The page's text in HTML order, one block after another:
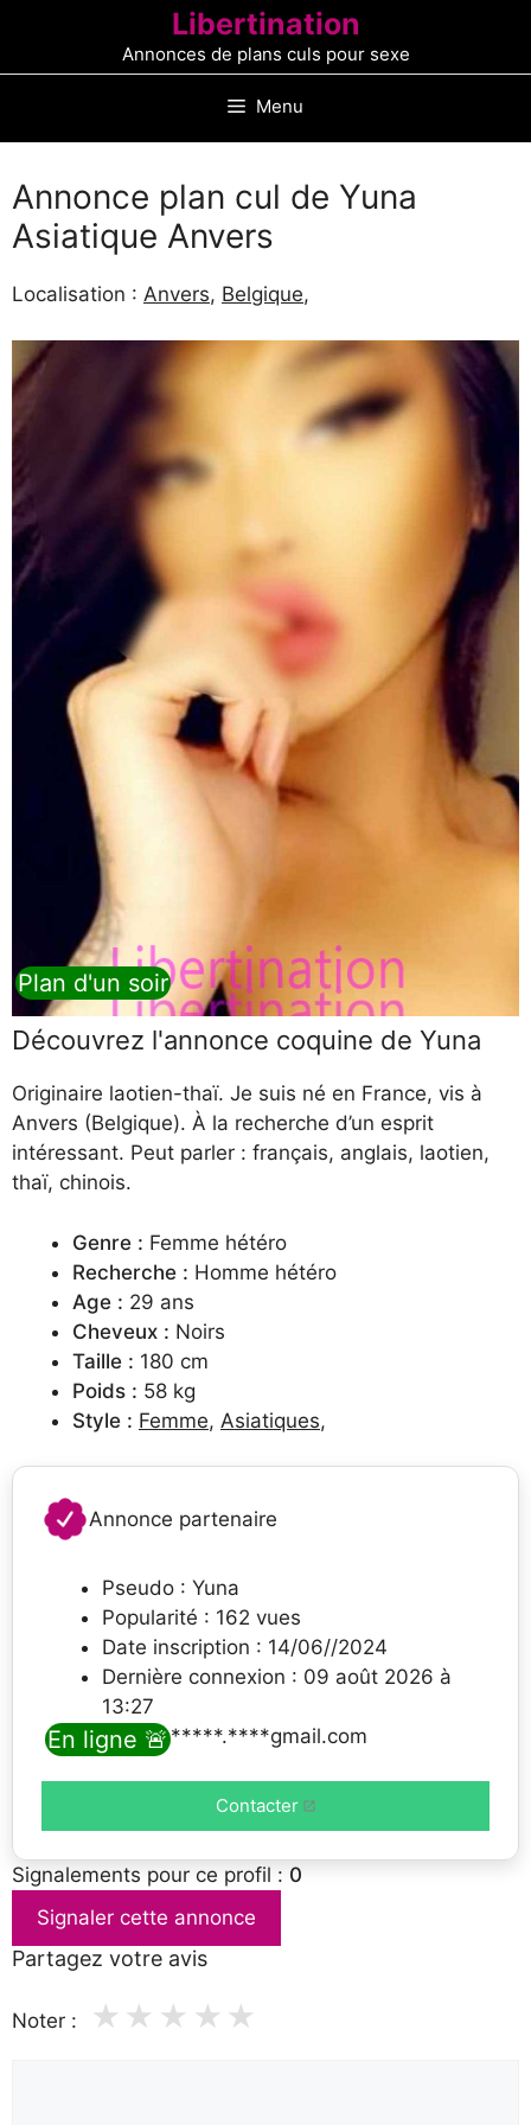
contenu
Libertination
Annonces de plans culs pour sexe
Menu
Annonce plan cul de Yuna
Asiatique Anvers
Localisation : Anvers, Belgique,
Plan d'un soir
Découvrez l'annonce coquine de Yuna
Originaire laotien-thaï. Je suis né en France, vis à
Anvers (Belgique). À la recherche d’un esprit
intéressant. Peut parler : français, anglais, laotien,
thaï, chinois.
Genre : Femme hétéro
Recherche : Homme hétéro
Age : 29 ans
Cheveux : Noirs
Taille : 180 cm
Poids : 58 kg
Style : Femme, Asiatiques,
Annonce partenaire
Pseudo : Yuna
Popularité : 162 vues
Date inscription : 14/06//2024
Dernière connexion : 09 août 2026 à
13:27
Email : *****.****gmail.com
En ligne 🚨
Contacter
Signalements pour ce profil : 0
Signaler cette annonce
Partagez votre avis
Noter : ★
★
★
★
★